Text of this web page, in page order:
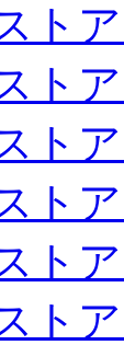
ト
ト
ト
ト
ト
ト